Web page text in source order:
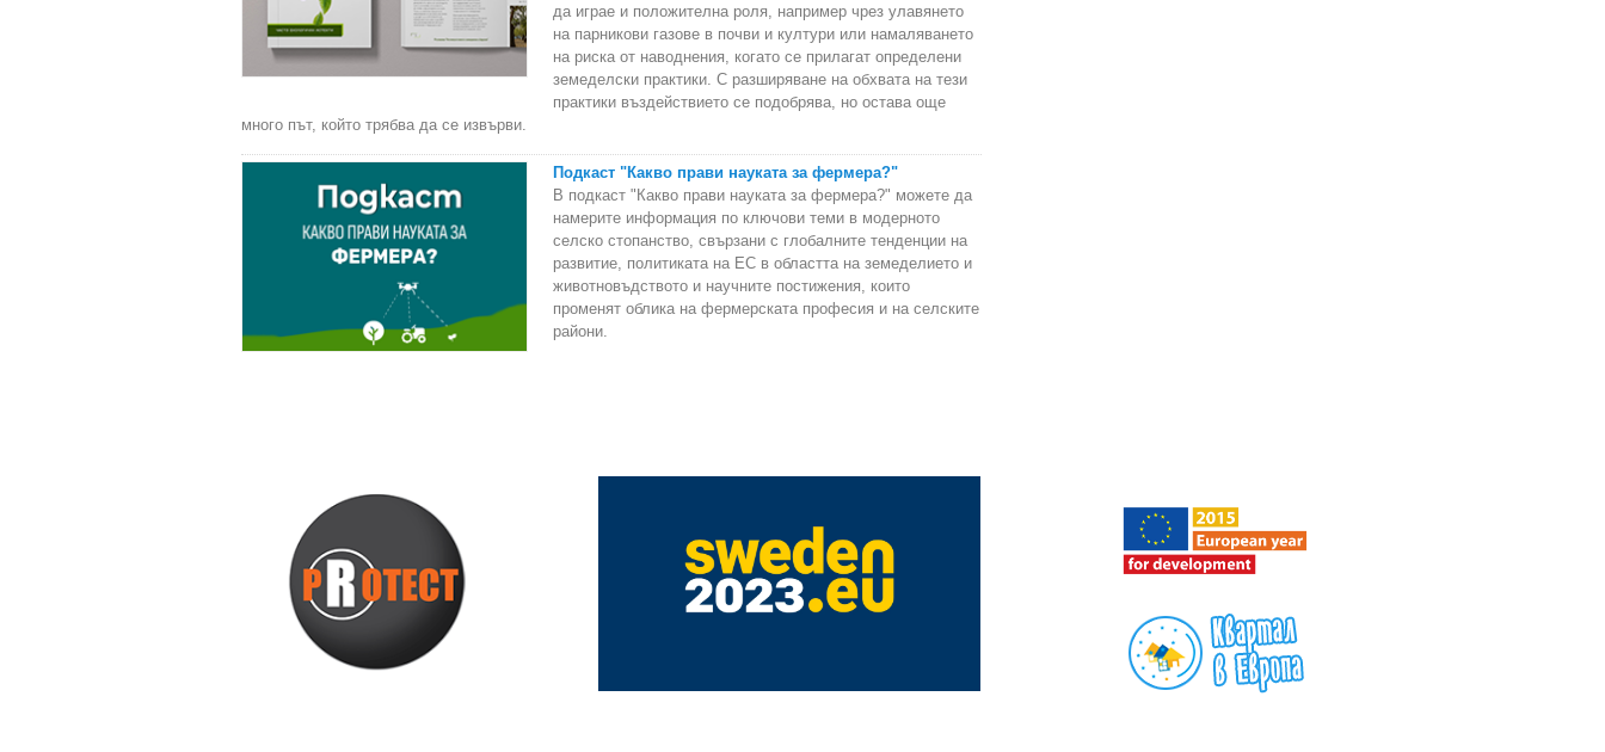
да играе и положителна роля, например чрез улавянето
на парникови газове в почви и култури или намаляването
на риска от наводнения, когато се прилагат определени
земеделски практики. С разширяване на обхвата на тези
практики въздействието се подобрява, но остава още
много път, който трябва да се извърви.
Подкаст "Какво прави науката за фермера?"
В подкаст "Какво прави науката за фермера?" можете да
намерите информация по ключови теми в модерното
селско стопанство, свързани с глобалните тенденции на
развитие, политиката на ЕС в областта на земеделието и
животновъдството и научните постижения, които
променят облика на фермерската професия и на селските
райони.